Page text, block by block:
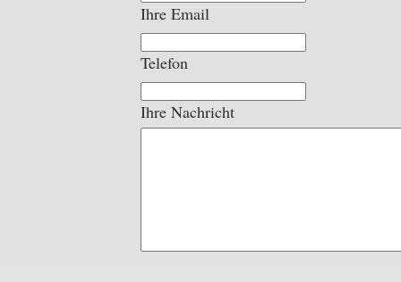
Ihre Email
Telefon
Ihre Nachricht